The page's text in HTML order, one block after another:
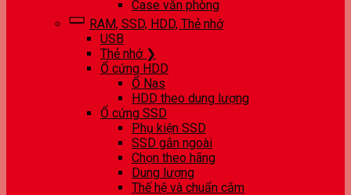
Case văn phòng
RAM, SSD, HDD, Thẻ nhớ
USB
Thẻ nhớ ❯
Ổ cứng HDD
Ổ Nas
HDD theo dung lượng
Ổ cứng SSD
Phụ kiện SSD
SSD gắn ngoài
Chọn theo hãng
Dung lượng
Thế hệ và chuẩn cắm